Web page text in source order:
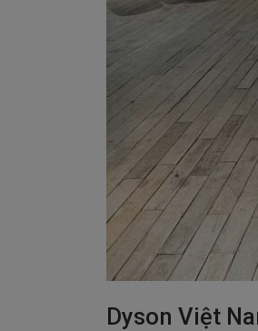
Dyson Việt